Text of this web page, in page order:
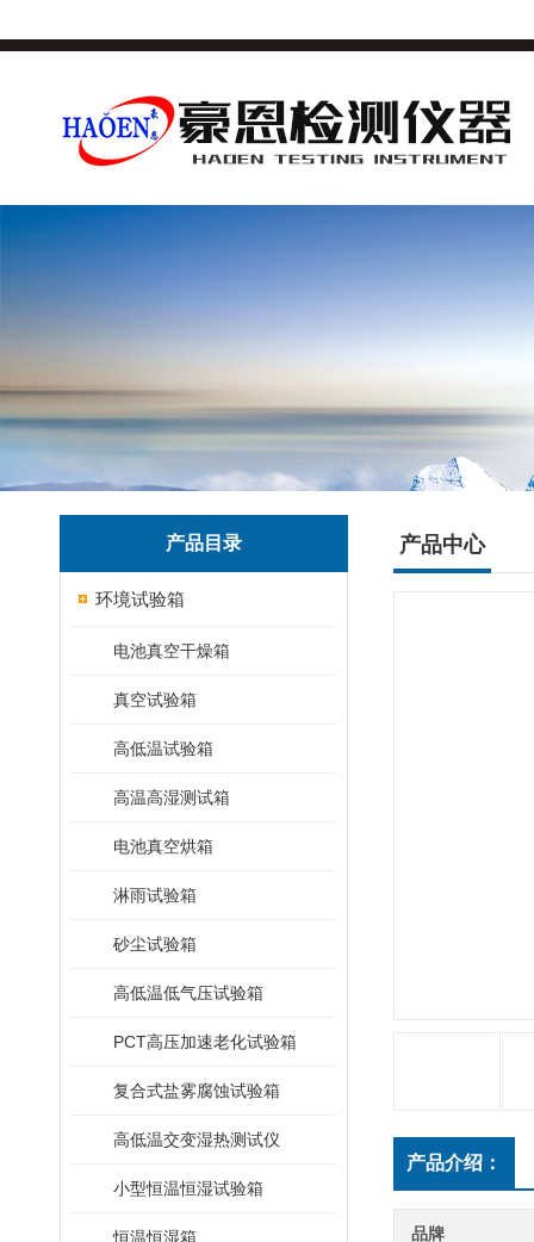
产品目录
环境试验箱
电池真空干燥箱
真空试验箱
高低温试验箱
高温高湿测试箱
电池真空烘箱
淋雨试验箱
砂尘试验箱
高低温低气压试验箱
PCT高压加速老化试验箱
复合式盐雾腐蚀试验箱
高低温交变湿热测试仪
小型恒温恒湿试验箱
恒温恒湿箱
产品中心
产品介绍：
品牌